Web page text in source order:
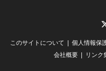
このサイトについて 個人情報保
会社概要
リンク